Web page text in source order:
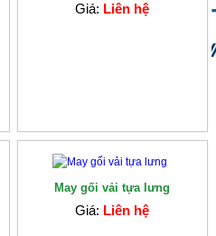
Giá: Liên hệ
May gối vải tựa lưng
Giá: Liên hệ